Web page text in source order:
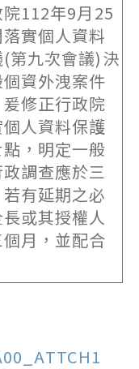
112年9月25
實個人資料
第九次會議)決
資外洩案件
修正行政院
人資料保護
，明定一般
調查應於三
有延期之必
或其授權人
月，並配合